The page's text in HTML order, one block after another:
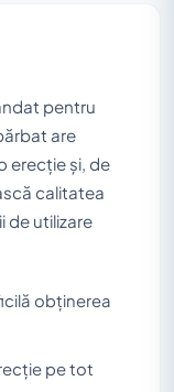
pentru
are
erecție și, de
calitatea
de utilizare
obținerea
pe tot